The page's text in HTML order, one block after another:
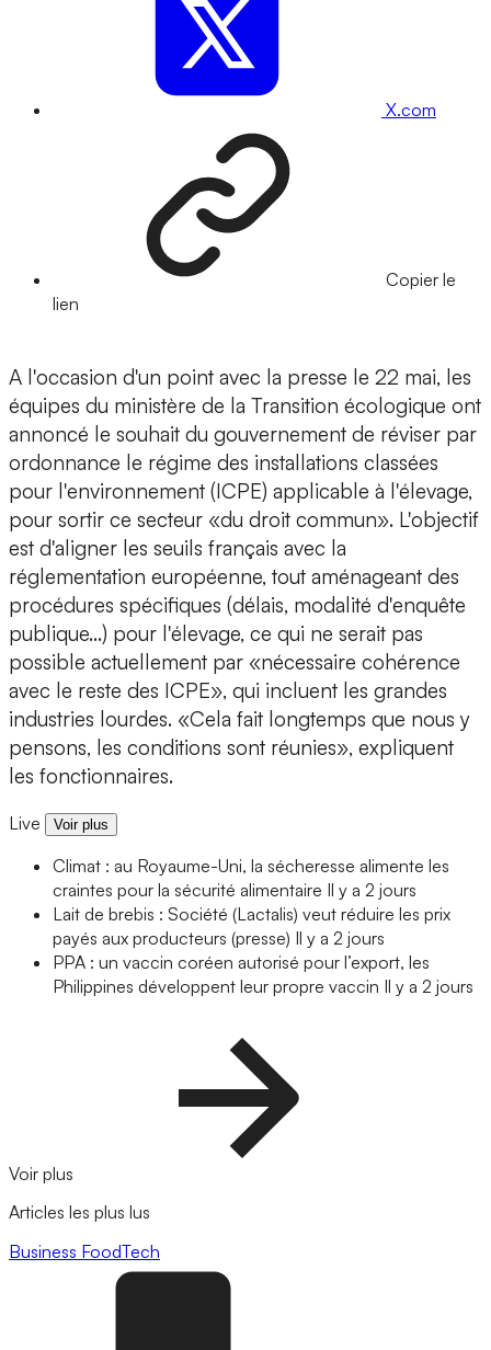
X.com
Copier le
lien
A l'occasion d'un point avec la presse le 22 mai, les
équipes du ministère de la Transition écologique ont
annoncé le souhait du gouvernement de réviser par
ordonnance le régime des installations classées
pour l'environnement (ICPE) applicable à l'élevage,
pour sortir ce secteur «du droit commun». L'objectif
est d'aligner les seuils français avec la
réglementation européenne, tout aménageant des
procédures spécifiques (délais, modalité d'enquête
publique...) pour l'élevage, ce qui ne serait pas
possible actuellement par «nécessaire cohérence
avec le reste des ICPE», qui incluent les grandes
industries lourdes. «Cela fait longtemps que nous y
pensons, les conditions sont réunies», expliquent
les fonctionnaires.
Live Voir plus
Climat : au Royaume-Uni, la sécheresse alimente les
craintes pour la sécurité alimentaire Il y a 2 jours
Lait de brebis : Société (Lactalis) veut réduire les prix
payés aux producteurs (presse) Il y a 2 jours
PPA : un vaccin coréen autorisé pour l’export, les
Philippines développent leur propre vaccin Il y a 2 jours
Voir plus
Articles les plus lus
Business FoodTech